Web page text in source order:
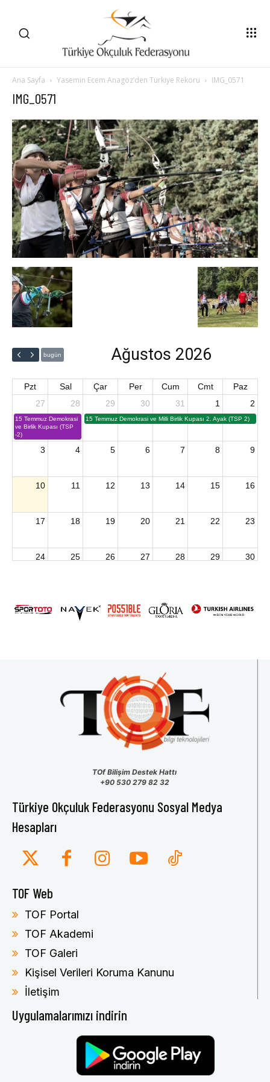
Ana Sayfa Yasemin Ecem Anagöz’den Türkiye Rekoru IMG_0571
IMG_0571
bugün Ağustos 2026
Pzt Sal Çar Per Cum Cmt
Paz
27
15 Temmuz Demokrasi
ve Birlik Kupası (TSP
-2)
28 29
15 Temmuz Demokrasi ve Milli Birlik Kupası 2. Ayak (TSP 2)
30 31 1 2
3 4 5 6 7 8 9
10 11 12 13 14 15 16
17 18 19 20 21 22 23
24 25 26 27 28 29 30
TOf Bilişim Destek Hattı
+90 530 279 82 32
Türkiye Okçuluk Federasyonu Sosyal Medya
Hesapları
TOF Web
TOF Portal
TOF Akademi
TOF Galeri
Kişisel Verileri Koruma Kanunu
İletişim
Uygulamalarımızı indirin